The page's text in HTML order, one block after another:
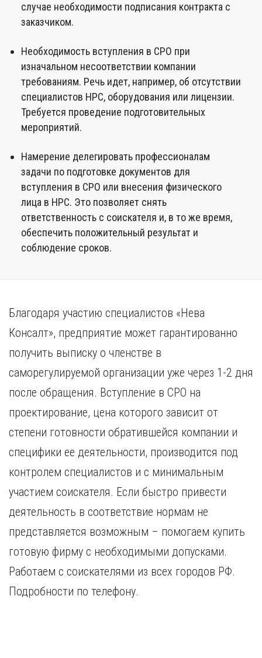
случае необходимости подписания контракта с
заказчиком.
Необходимость вступления в СРО при
изначальном несоответствии компании
требованиям. Речь идет, например, об отсутствии
специалистов НРС, оборудования или лицензии.
Требуется проведение подготовительных
мероприятий.
Намерение делегировать профессионалам
задачи по подготовке документов для
вступления в СРО или внесения физического
лица в НРС. Это позволяет снять
ответственность с соискателя и, в то же время,
обеспечить положительный результат и
соблюдение сроков.
Благодаря участию специалистов «Нева
Консалт», предприятие может гарантированно
получить выписку о членстве в
саморегулируемой организации уже через 1-2 дня
после обращения. Вступление в СРО на
проектирование, цена которого зависит от
степени готовности обратившейся компании и
специфики ее деятельности, производится под
контролем специалистов и с минимальным
участием соискателя. Если быстро привести
деятельность в соответствие нормам не
представляется возможным – помогаем купить
готовую фирму с необходимыми допусками.
Работаем с соискателями из всех городов РФ.
Подробности по телефону.